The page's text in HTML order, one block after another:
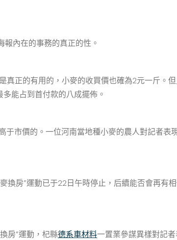
內在的事務的真正的性。
正的有用的，小麥的收買價也確為2元一斤。
能占到首付款的八成擺佈。
于市價的。一位河南當地種小麥的農人對記者
房”運動已于22日午時停止，后續能否會再有
房”運動，杞縣德系車材料一置業參謀異樣對記